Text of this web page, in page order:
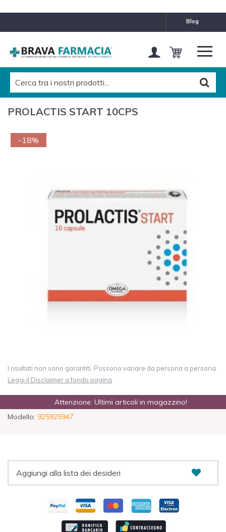
blog
PROLACTIS START 10CPS
-18%
I risultati non sono garantiti. Possono variare da persona a persona.
Leggi il Disclaimer a fondo pagina
Attenzione: Ultimi articoli in magazzino!
Modello: 925925947
Aggiungi alla lista dei desideri